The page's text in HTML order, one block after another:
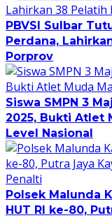
PBVSI Sulbar
Perdana,
Porprov
Siswa SMPN 3
2025, Bukti Atlet
Level Nasional
Polsek Malunda
HUT RI ke-80,